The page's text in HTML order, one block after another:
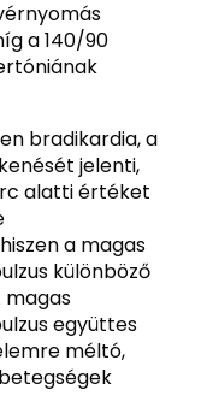
a 140/90
bradikardia, a
jelenti,
alatti értéket
a magas
különböző
együttes
méltó,